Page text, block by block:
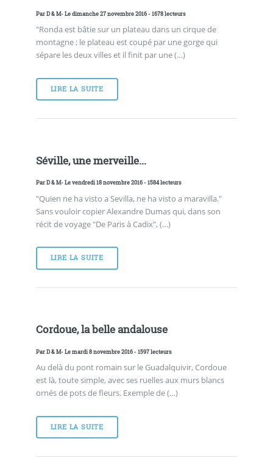
ParD & M- Le dimanche 27 novembre 2016 - 1678 lecteurs
"Ronda est bâtie sur un plateau dans un cirque de
montagne ; le plateau est coupé par une gorge qui
sépare les deux villes et il finit par une (…)
LIRE LA SUITE
Séville, une merveille...
ParD & M- Le vendredi 18 novembre 2016 - 1584 lecteurs
"Quien ne ha visto a Sevilla, ne ha visto a maravilla."
Sans vouloir copier Alexandre Dumas qui, dans son
récit de voyage "De Paris à Cadix", (…)
LIRE LA SUITE
Cordoue, la belle andalouse
ParD & M- Le mardi 8 novembre 2016 - 1597 lecteurs
Au delà du pont romain sur le Guadalquivir, Cordoue
est là, toute simple, avec ses ruelles aux murs blancs
ornés de pots de fleurs. Exemple de (…)
LIRE LA SUITE